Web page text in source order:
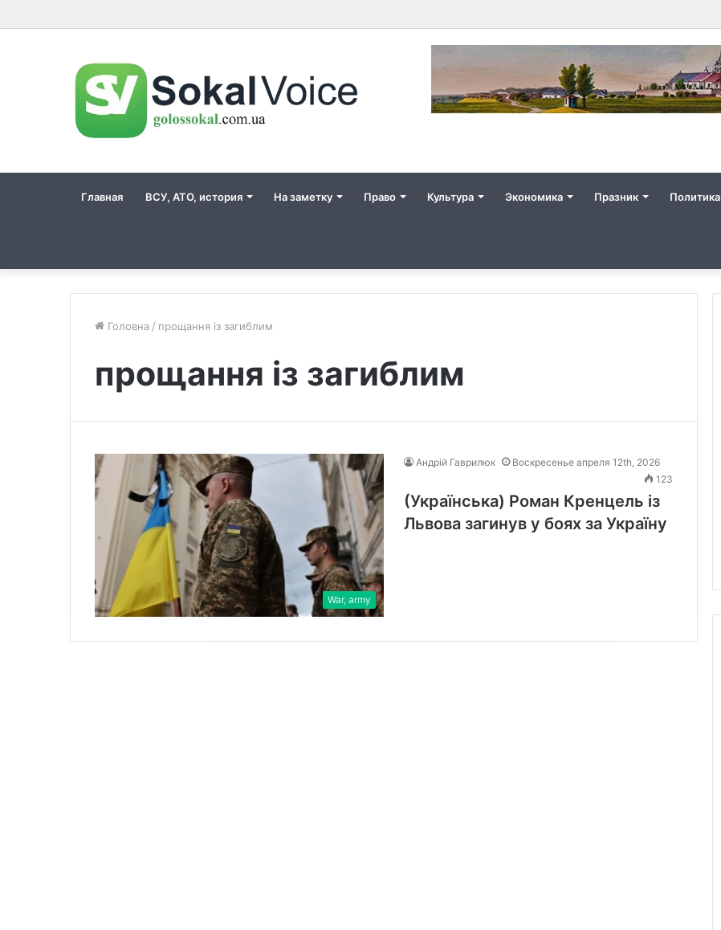
Главная ВСУ, АТО, история На заметку Право Культура Экономика Празник Политика
Головна / прощання із загиблим
прощання із загиблим
War, army
Андрій Гаврилюк
Воскресенье апреля 12th, 2026
123
(Українська) Роман Кренцель із
Львова загинув у боях за Україну